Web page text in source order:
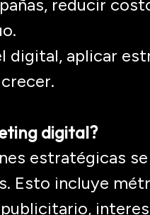
reducir
digital, aplicar
digital?
estratégicas
Esto incluye